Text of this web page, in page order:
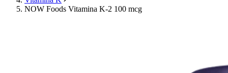
NOW Foods Vitamina K-2 100 mcg